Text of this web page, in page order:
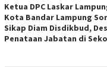
Ketua DPC Laskar
Kota Bandar Lampung
Sikap Diam Disdikbud,
Penataan Jabatan di